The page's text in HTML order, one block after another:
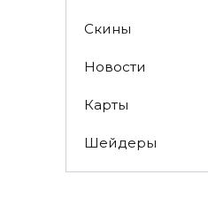
Скины
Новости
Карты
Шейдеры